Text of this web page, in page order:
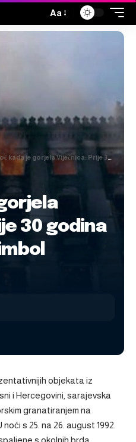
Aa
kada je gorjela Vijećnica: Prije 30 godina zapaljen je simbol Sarajeva
30 godina
objekata iz
i Hercegovini, sarajevska
granatiranjem na
s 25. na 26. august 1992.
s okolnih brda